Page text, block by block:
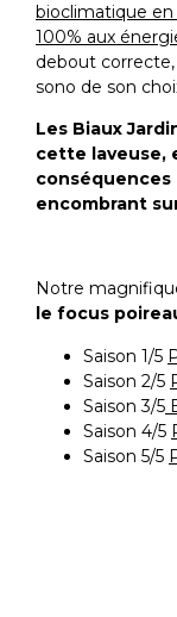
bioclimatique
100% aux
debout correcte,
sono de son
Les Biaux
cette laveuse,
encombrant
Notre
le focus
Saison 1/5
Saison 2/5
Saison 3/5
Saison 4/5
Saison 5/5